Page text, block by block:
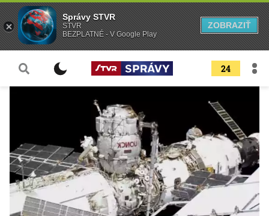
24
Správy STVR
STVR
BEZPLATNÉ - V Google Play
ZOBRAZIŤ